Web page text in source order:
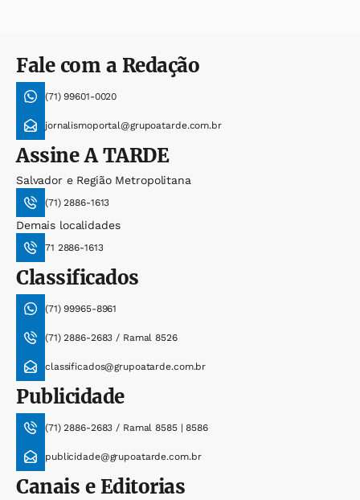
Fale com a Redação
(71) 99601-0020
jornalismoportal@grupoatarde.com.br
AssineA TARDE
Salvador e Região Metropolitana
(71) 2886-1613
Demais localidades
71 2886-1613
Classificados
(71) 99965-8961
(71) 2886-2683 / Ramal 8526
classificados@grupoatarde.com.br
Publicidade
(71) 2886-2683 / Ramal 8585 | 8586
publicidade@grupoatarde.com.br
Canais e Editorias